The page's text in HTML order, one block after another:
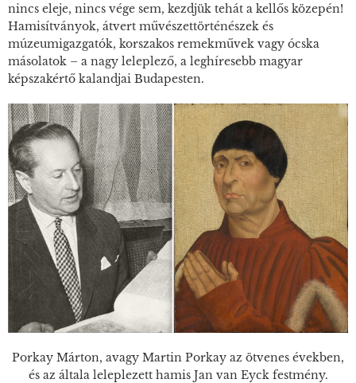
nincs eleje, nincs vége sem, kezdjük tehát a kellős közepén!
Hamisítványok, átvert művészettörténészek és
múzeumigazgatók, korszakos remekművek vagy ócska
másolatok – a nagy leleplező, a leghíresebb magyar
képszakértő kalandjai Budapesten.
Porkay Márton, avagy Martin Porkay az ötvenes években,
és az általa leleplezett hamis Jan van Eyck festmény.